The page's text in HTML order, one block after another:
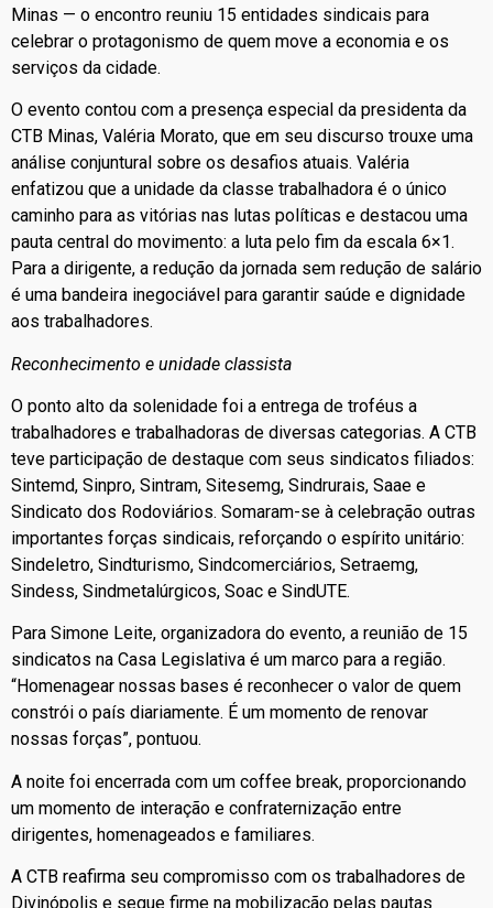
Minas — o encontro reuniu 15 entidades sindicais para
celebrar o protagonismo de quem move a economia e os
serviços da cidade.
O evento contou com a presença especial da presidenta da
CTB Minas, Valéria Morato, que em seu discurso trouxe uma
análise conjuntural sobre os desafios atuais. Valéria
enfatizou que a unidade da classe trabalhadora é o único
caminho para as vitórias nas lutas políticas e destacou uma
pauta central do movimento: a luta pelo fim da escala 6×1.
Para a dirigente, a redução da jornada sem redução de salário
é uma bandeira inegociável para garantir saúde e dignidade
aos trabalhadores.
Reconhecimento e unidade classista
O ponto alto da solenidade foi a entrega de troféus a
trabalhadores e trabalhadoras de diversas categorias. A CTB
teve participação de destaque com seus sindicatos filiados:
Sintemd, Sinpro, Sintram, Sitesemg, Sindrurais, Saae e
Sindicato dos Rodoviários. Somaram-se à celebração outras
importantes forças sindicais, reforçando o espírito unitário:
Sindeletro, Sindturismo, Sindcomerciários, Setraemg,
Sindess, Sindmetalúrgicos, Soac e SindUTE.
Para Simone Leite, organizadora do evento, a reunião de 15
sindicatos na Casa Legislativa é um marco para a região.
“Homenagear nossas bases é reconhecer o valor de quem
constrói o país diariamente. É um momento de renovar
nossas forças”, pontuou.
A noite foi encerrada com um coffee break, proporcionando
um momento de interação e confraternização entre
dirigentes, homenageados e familiares.
A CTB reafirma seu compromisso com os trabalhadores de
Divinópolis e segue firme na mobilização pelas pautas